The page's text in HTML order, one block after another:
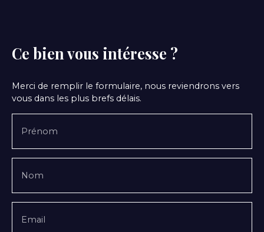
Ce bien vous intéresse ?
Merci de remplir le formulaire, nous reviendrons vers
vous dans les plus brefs délais.
Prénom
Nom
Email